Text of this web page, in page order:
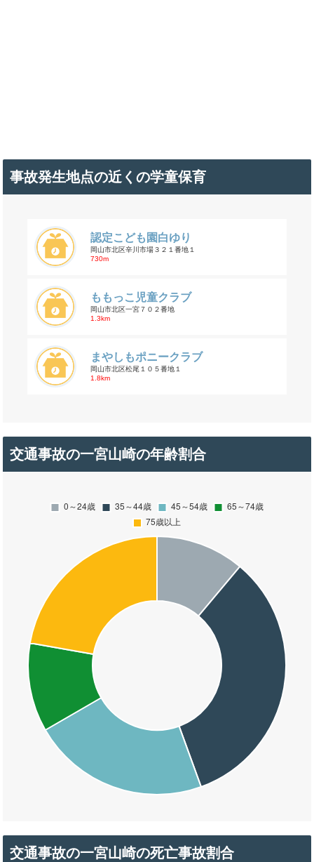
事故発生地点の近くの学童保育
認定こども園白ゆり
岡山市北区辛川市場３２１番地１
730m
ももっこ児童クラブ
岡山市北区一宮７０２番地
1.3km
まやしもポニークラブ
岡山市北区松尾１０５番地１
1.8km
交通事故の一宮山崎の年齢割合
交通事故の一宮山崎の死亡事故割合